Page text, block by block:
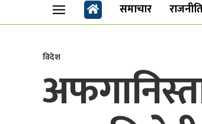
समाचार
विदेश